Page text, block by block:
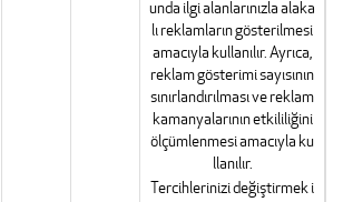
unda ilgi alanlarınızla alaka
lı reklamların gösterilmesi
amacıyla kullanılır. Ayrıca,
reklam gösterimi sayısının
sınırlandırılması ve reklam
kamanyalarının etkililiğini
ölçümlenmesi amacıyla ku
llanılır.
Tercihlerinizi değiştirmek i